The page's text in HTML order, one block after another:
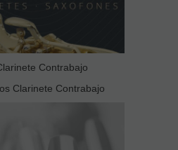
Contrabajo
Clarinete Contrabajo